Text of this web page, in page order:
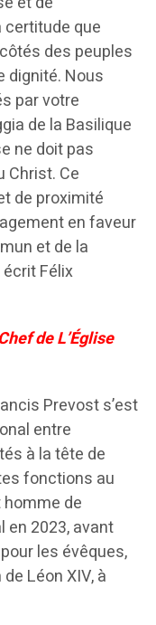
certitude que
des peuples
dignité. Nous
par votre
de la Basilique
ne doit pas
Christ. Ce
de proximité
en faveur
et de la
Félix
de L’Église
Prevost s’est
entre
à la tête de
fonctions au
de
en 2023, avant
les évêques,
Léon XIV, à